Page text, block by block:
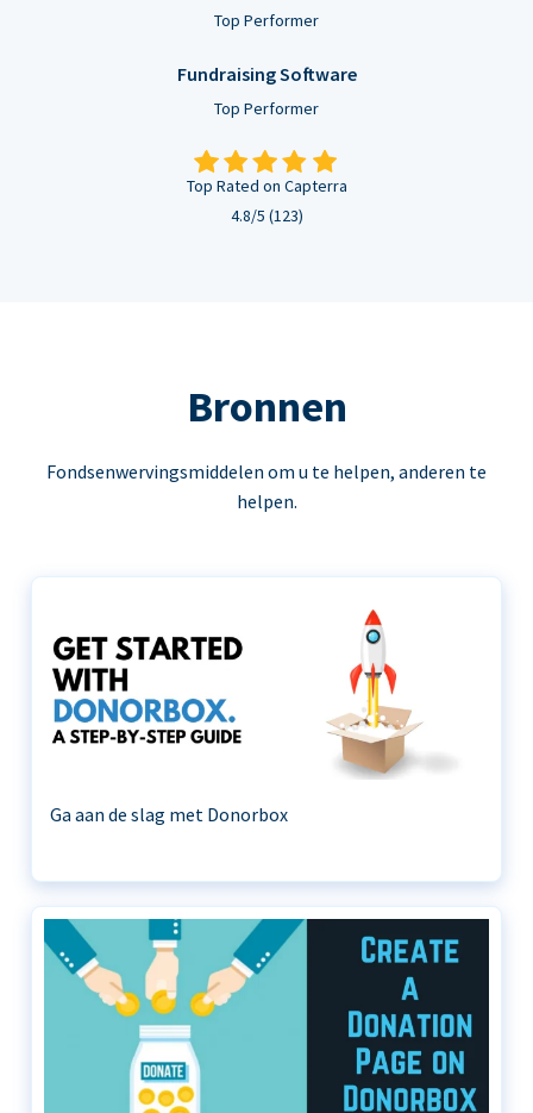
Top Performer
Fundraising Software
Top Performer
Top Rated on Capterra
4.8/5 (123)
Bronnen
Fondsenwervingsmiddelen om u te helpen, anderen te
helpen.
Ga aan de slag met Donorbox